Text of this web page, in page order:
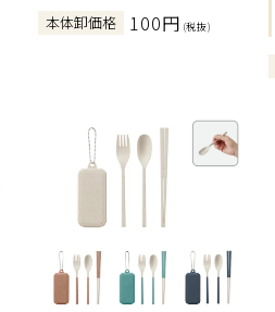
本体卸価格 100円 (税抜)